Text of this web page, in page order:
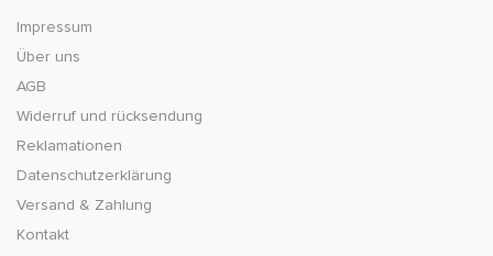
Impressum
Über uns
AGB
Widerruf und rücksendung
Reklamationen
Datenschutzerklärung
Versand & Zahlung
Kontakt